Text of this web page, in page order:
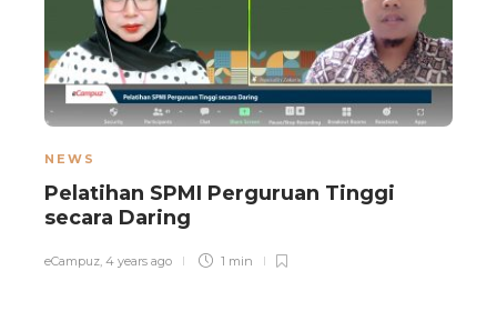
NEWS
Pelatihan SPMI Perguruan Tinggi
secara Daring
eCampuz, 4 years ago 1 min